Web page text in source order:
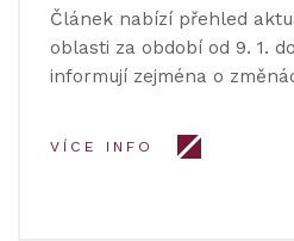
Článek nabízí přehled
oblasti za období od 9. 1.
informují zejména o
VÍCE INFO